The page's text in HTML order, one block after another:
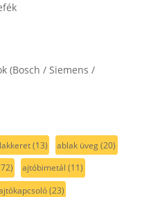
(Bosch / Siemens /
(13) ablak üveg(20)
ajtóbimetál (11)
(23)